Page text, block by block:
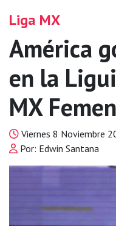
Liga MX
América
en la
MX
Viernes 8 Noviembre
Por: Edwin Santana